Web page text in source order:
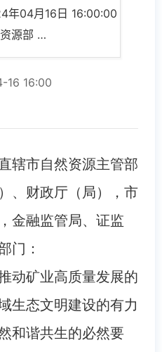
年04月16日 16:00:00
名 称： 自然资源部 生态环境部 财政部 国家市场监督管理总局 国家金融监督管理总局 中国证券监督管理委员会 国家林业和草原局关于进一步加强绿色矿山建设的通知
16 16:00
辖市自然资源主管部
、财政厅（局），市
金融监管局、证监
门：
动矿业高质量发展的
生态文明建设的有力
和谐共生的必然要